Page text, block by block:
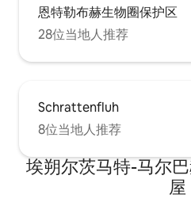
恩特勒布赫生物圈保护区
28位当地人推荐
Schrattenfluh
8位当地人推荐
埃朔尔茨马特-马尔
屋